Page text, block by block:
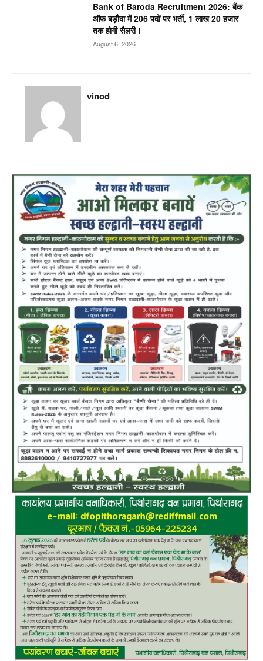
Bank of Baroda Recruitment 2026: बैंक
ऑफ बड़ौदा में 206 पदों पर भर्ती, 1 लाख 20 हजार
तक होगी सैलरी !
August 6, 2026
vinod